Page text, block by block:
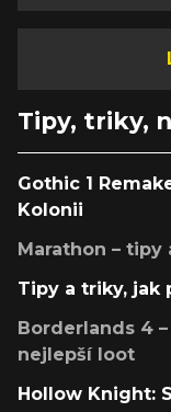
Tipy, triky,
Gothic 1
Kolonii
Marathon –
Tipy a triky, jak
Borderlands 4
nejlepší loot
Hollow Knight: